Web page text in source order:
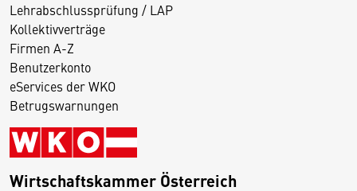
Lehrabschlussprüfung / LAP
Kollektivverträge
Firmen A-Z
Benutzerkonto
eServices der WKO
Betrugswarnungen
Wirtschaftskammer Österreich